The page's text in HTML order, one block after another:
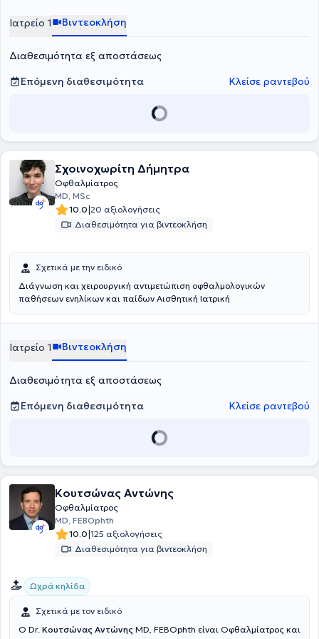
Ιατρείο 1 Βιντεοκλήση
Διαθεσιμότητα εξ αποστάσεως
Επόμενη διαθεσιμότητα
Κλείσε ραντεβού
Σχοινοχωρίτη Δήμητρα
Οφθαλμίατρος
MD, MSc
10.0|20 αξιολογήσεις
Διαθεσιμότητα για βιντεοκλήση
Σχετικά με την ειδικό
Διάγνωση και χειρουργική αντιμετώπιση οφθαλμολογικών
παθήσεων ενηλίκων και παίδων Αισθητική Ιατρική
Ιατρείο 1 Βιντεοκλήση
Διαθεσιμότητα εξ αποστάσεως
Επόμενη διαθεσιμότητα
Κλείσε ραντεβού
Κουτσώνας Αντώνης
Οφθαλμίατρος
MD, FEBOphth
10.0|125 αξιολογήσεις
Διαθεσιμότητα για βιντεοκλήση
Ωχρά κηλίδα
Σχετικά με τον ειδικό
Ο Dr. Κουτσώνας Αντώνης MD, FEBOphth είναι Οφθαλμίατρος και